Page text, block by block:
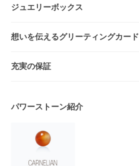
ジュエリーボックス
想いを伝えるグリーティングカード
充実の保証
パワーストーン紹介